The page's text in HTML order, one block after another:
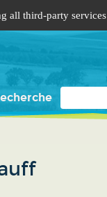
all third-party services